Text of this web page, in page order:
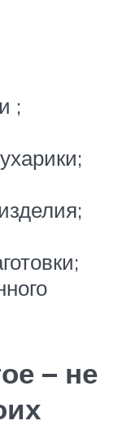
;
– не